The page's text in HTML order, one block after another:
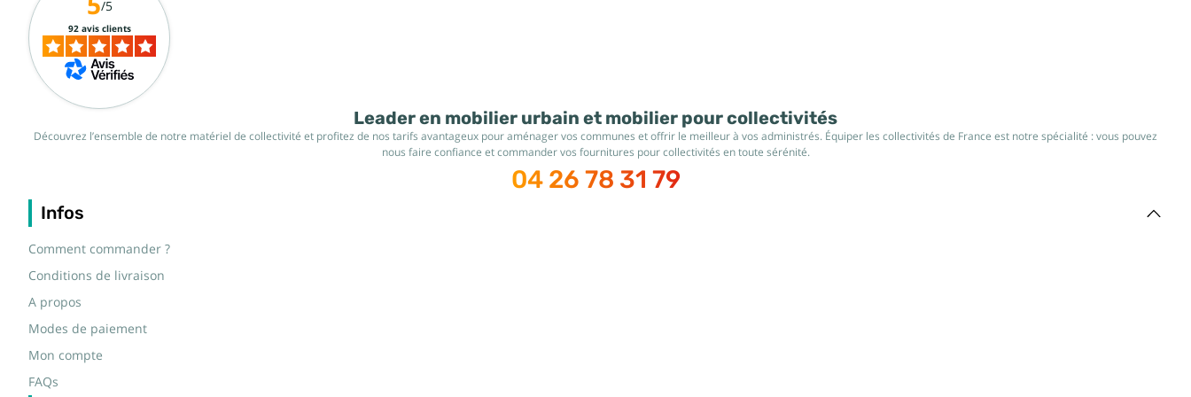
Leader en mobilier urbain et mobilier pour collectivités
Découvrez l’ensemble de notre matériel de collectivité et profitez de nos tarifs avantageux pour aménager vos communes et offrir le meilleur à vos administrés. Équiper les collectivités de France est notre spécialité : vous pouvez
nous faire confiance et commander vos fournitures pour collectivités en toute sérénité.
04 26 78 31 79
Infos
Comment commander ?
Conditions de livraison
A propos
Modes de paiement
Mon compte
FAQs
/5
92 avis clients